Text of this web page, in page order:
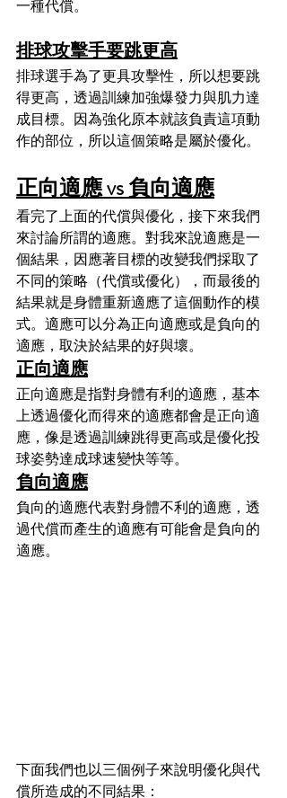
一種代償。
排球攻擊手要跳更高
排球選手為了更具攻擊性，所以想要跳
得更高，透過訓練加強爆發力與肌力達
成目標。因為強化原本就該負責這項動
作的部位，所以這個策略是屬於優化。
正向適應 vs 負向適應
看完了上面的代償與優化，接下來我們
來討論所謂的適應。對我來說適應是一
個結果，因應著目標的改變我們採取了
不同的策略（代償或優化），而最後的
結果就是身體重新適應了這個動作的模
式。適應可以分為正向適應或是負向的
適應，取決於結果的好與壞。
正向適應
正向適應是指對身體有利的適應，基本
上透過優化而得來的適應都會是正向適
應，像是透過訓練跳得更高或是優化投
球姿勢達成球速變快等等。
負向適應
負向的適應代表對身體不利的適應，透
過代償而產生的適應有可能會是負向的
適應。
下面我們也以三個例子來說明優化與代
償所造成的不同結果：